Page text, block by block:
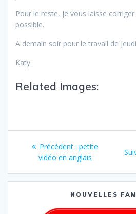
Pour le reste, je vous laisse
possible.
A demain soir pour le travail de
Katy
Related Images:
Précédent : petite
vidéo en anglais
NOUVELLES